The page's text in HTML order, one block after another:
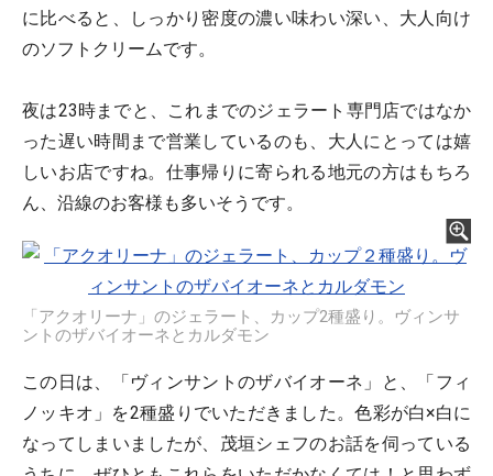
に比べると、しっかり密度の濃い味わい深い、大人向け
のソフトクリームです。
夜は23時までと、これまでのジェラート専門店ではなか
った遅い時間まで営業しているのも、大人にとっては嬉
しいお店ですね。仕事帰りに寄られる地元の方はもちろ
ん、沿線のお客様も多いそうです。
「アクオリーナ」のジェラート、カップ2種盛り。ヴィンサ
ントのザバイオーネとカルダモン
この日は、「ヴィンサントのザバイオーネ」と、「フィ
ノッキオ」を2種盛りでいただきました。色彩が白×白に
なってしまいましたが、茂垣シェフのお話を伺っている